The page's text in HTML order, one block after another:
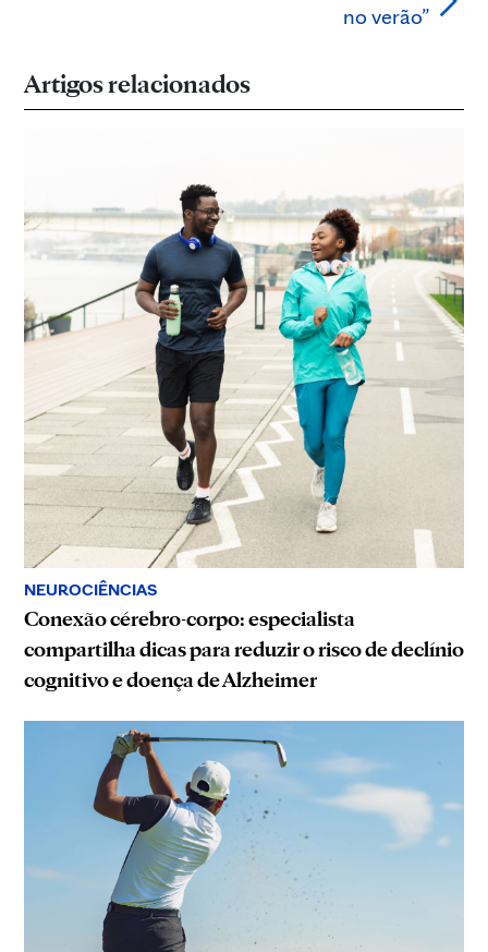
no verão”
Artigos relacionados
NEUROCIÊNCIAS
Conexão cérebro-corpo: especialista
compartilha dicas para reduzir o risco de declínio
cognitivo e doença de Alzheimer